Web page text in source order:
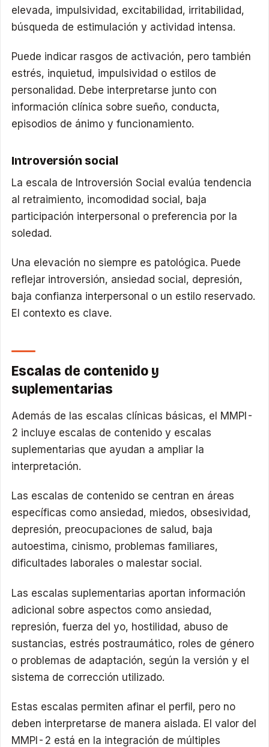
elevada, impulsividad, excitabilidad, irritabilidad,
búsqueda de estimulación y actividad intensa.
Puede indicar rasgos de activación, pero también
estrés, inquietud, impulsividad o estilos de
personalidad. Debe interpretarse junto con
información clínica sobre sueño, conducta,
episodios de ánimo y funcionamiento.
Introversión social
La escala de Introversión Social evalúa tendencia
al retraimiento, incomodidad social, baja
participación interpersonal o preferencia por la
soledad.
Una elevación no siempre es patológica. Puede
reflejar introversión, ansiedad social, depresión,
baja confianza interpersonal o un estilo reservado.
El contexto es clave.
Escalas de contenido y
suplementarias
Además de las escalas clínicas básicas, el MMPI-
2 incluye escalas de contenido y escalas
suplementarias que ayudan a ampliar la
interpretación.
Las escalas de contenido se centran en áreas
específicas como ansiedad, miedos, obsesividad,
depresión, preocupaciones de salud, baja
autoestima, cinismo, problemas familiares,
dificultades laborales o malestar social.
Las escalas suplementarias aportan información
adicional sobre aspectos como ansiedad,
represión, fuerza del yo, hostilidad, abuso de
sustancias, estrés postraumático, roles de género
o problemas de adaptación, según la versión y el
sistema de corrección utilizado.
Estas escalas permiten afinar el perfil, pero no
deben interpretarse de manera aislada. El valor del
MMPI-2 está en la integración de múltiples